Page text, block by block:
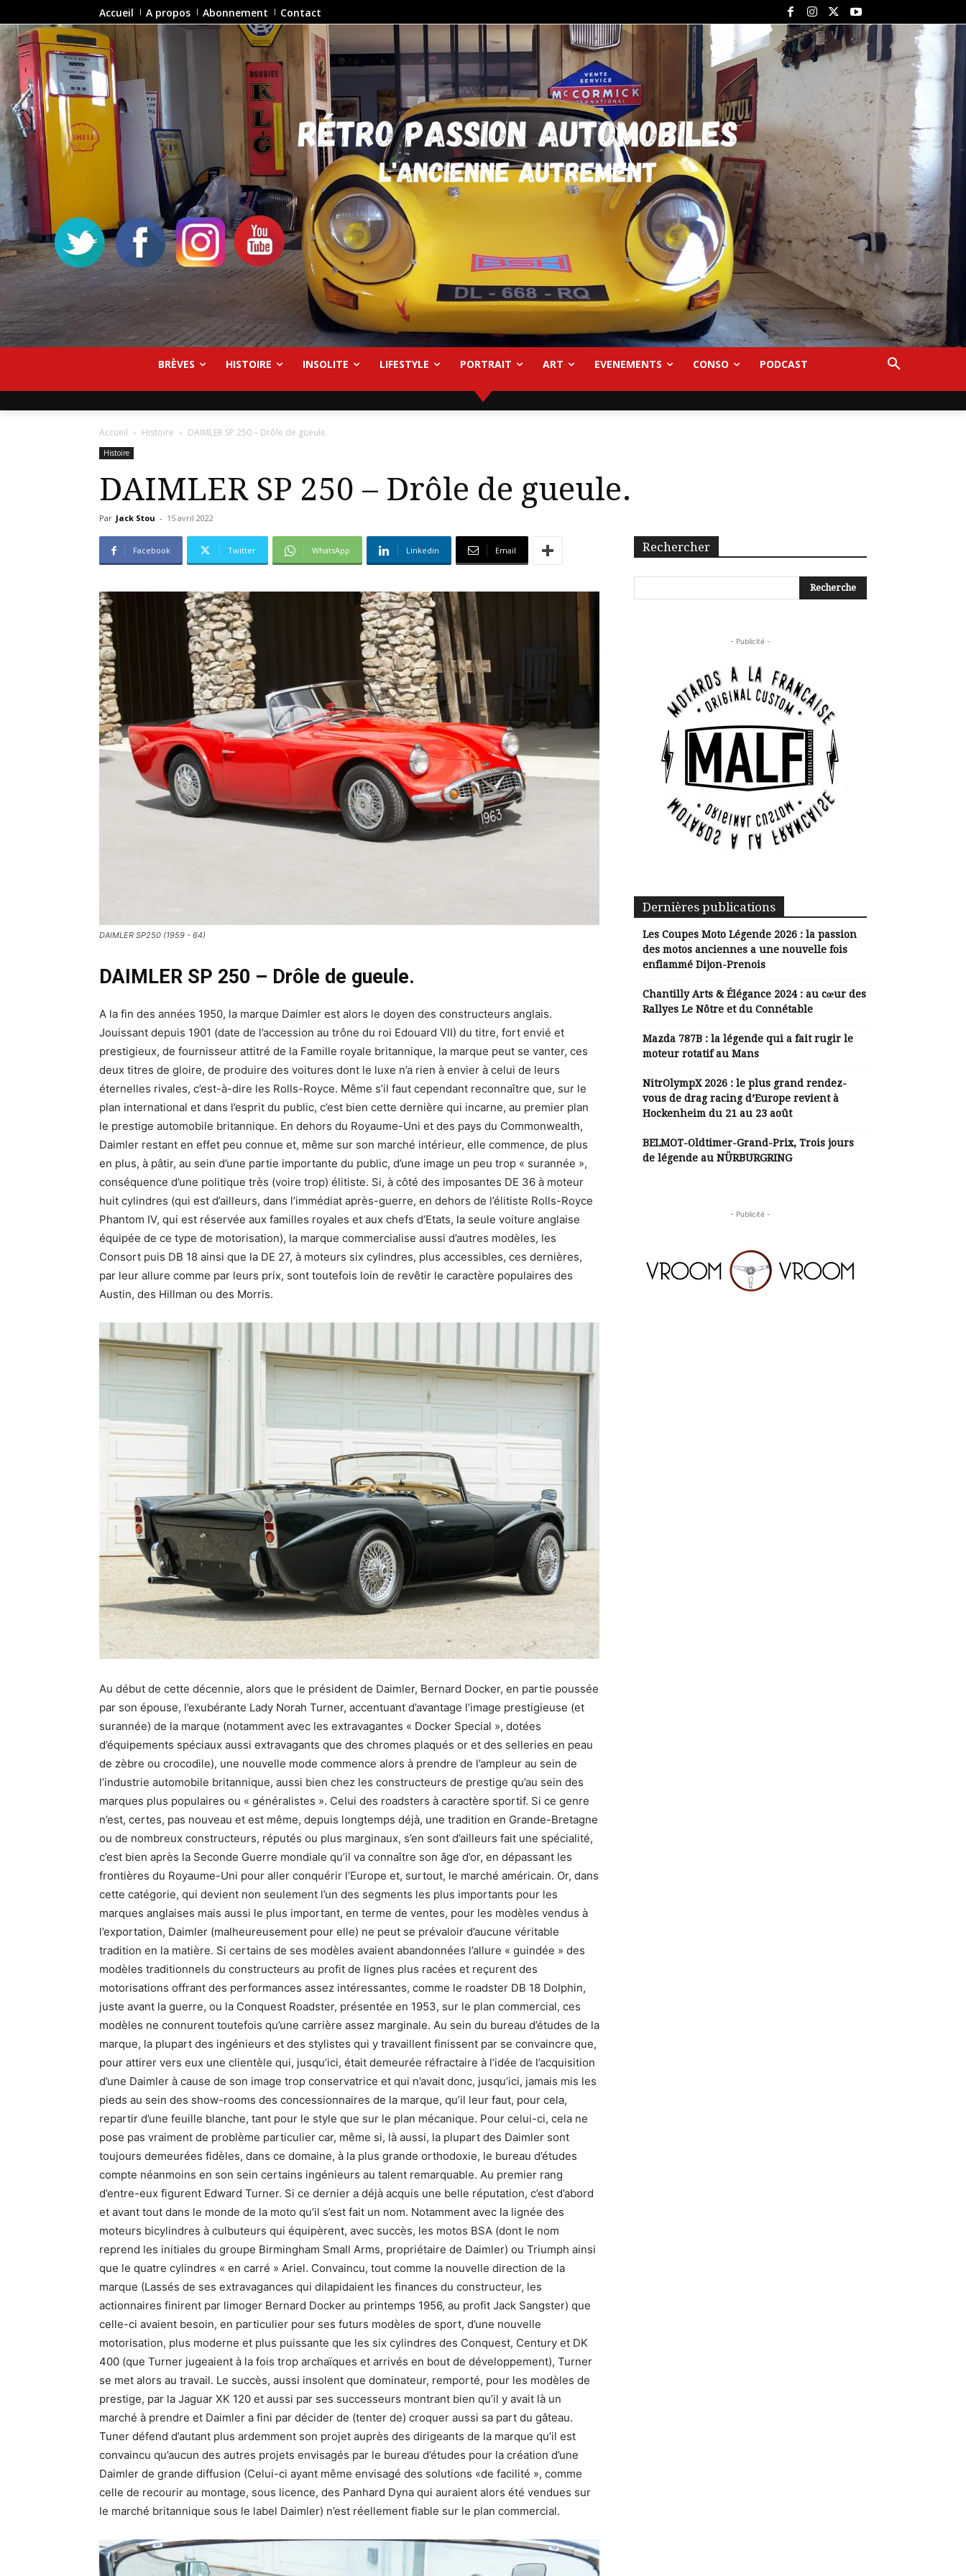
Accueil A propos Abonnement Contact
BRÈVES HISTOIRE INSOLITE LIFESTYLE PORTRAIT ART EVENEMENTS CONSO PODCAST
Accueil Histoire DAIMLER SP 250 – Drôle de gueule.
Histoire
DAIMLER SP 250 – Drôle de gueule.
Par Jack Stou - 15 avril 2022
Facebook Twitter WhatsApp Linkedin Email
DAIMLER SP250 (1959 - 64)
DAIMLER SP 250 – Drôle de gueule.
A la fin des années 1950, la marque Daimler est alors le doyen des constructeurs anglais.
Jouissant depuis 1901 (date de l’accession au trône du roi Edouard VII) du titre, fort envié et
prestigieux, de fournisseur attitré de la Famille royale britannique, la marque peut se vanter, ces
deux titres de gloire, de produire des voitures dont le luxe n’a rien à envier à celui de leurs
éternelles rivales, c’est-à-dire les Rolls-Royce. Même s’il faut cependant reconnaître que, sur le
plan international et dans l’esprit du public, c’est bien cette dernière qui incarne, au premier plan
le prestige automobile britannique. En dehors du Royaume-Uni et des pays du Commonwealth,
Daimler restant en effet peu connue et, même sur son marché intérieur, elle commence, de plus
en plus, à pâtir, au sein d’une partie importante du public, d’une image un peu trop « surannée »,
conséquence d’une politique très (voire trop) élitiste. Si, à côté des imposantes DE 36 à moteur
huit cylindres (qui est d’ailleurs, dans l’immédiat après-guerre, en dehors de l’élitiste Rolls-Royce
Phantom IV, qui est réservée aux familles royales et aux chefs d’Etats, la seule voiture anglaise
équipée de ce type de motorisation), la marque commercialise aussi d’autres modèles, les
Consort puis DB 18 ainsi que la DE 27, à moteurs six cylindres, plus accessibles, ces dernières,
par leur allure comme par leurs prix, sont toutefois loin de revêtir le caractère populaires des
Austin, des Hillman ou des Morris.
Au début de cette décennie, alors que le président de Daimler, Bernard Docker, en partie poussée
par son épouse, l’exubérante Lady Norah Turner, accentuant d’avantage l’image prestigieuse (et
surannée) de la marque (notamment avec les extravagantes « Docker Special », dotées
d’équipements spéciaux aussi extravagants que des chromes plaqués or et des selleries en peau
de zèbre ou crocodile), une nouvelle mode commence alors à prendre de l’ampleur au sein de
l’industrie automobile britannique, aussi bien chez les constructeurs de prestige qu’au sein des
marques plus populaires ou « généralistes ». Celui des roadsters à caractère sportif. Si ce genre
n’est, certes, pas nouveau et est même, depuis longtemps déjà, une tradition en Grande-Bretagne
ou de nombreux constructeurs, réputés ou plus marginaux, s’en sont d’ailleurs fait une spécialité,
c’est bien après la Seconde Guerre mondiale qu’il va connaître son âge d’or, en dépassant les
frontières du Royaume-Uni pour aller conquérir l’Europe et, surtout, le marché américain. Or, dans
cette catégorie, qui devient non seulement l’un des segments les plus importants pour les
marques anglaises mais aussi le plus important, en terme de ventes, pour les modèles vendus à
l’exportation, Daimler (malheureusement pour elle) ne peut se prévaloir d’aucune véritable
tradition en la matière. Si certains de ses modèles avaient abandonnées l’allure « guindée » des
modèles traditionnels du constructeurs au profit de lignes plus racées et reçurent des
motorisations offrant des performances assez intéressantes, comme le roadster DB 18 Dolphin,
juste avant la guerre, ou la Conquest Roadster, présentée en 1953, sur le plan commercial, ces
modèles ne connurent toutefois qu’une carrière assez marginale. Au sein du bureau d’études de la
marque, la plupart des ingénieurs et des stylistes qui y travaillent finissent par se convaincre que,
pour attirer vers eux une clientèle qui, jusqu’ici, était demeurée réfractaire à l’idée de l’acquisition
d’une Daimler à cause de son image trop conservatrice et qui n’avait donc, jusqu’ici, jamais mis les
pieds au sein des show-rooms des concessionnaires de la marque, qu’il leur faut, pour cela,
repartir d’une feuille blanche, tant pour le style que sur le plan mécanique. Pour celui-ci, cela ne
pose pas vraiment de problème particulier car, même si, là aussi, la plupart des Daimler sont
toujours demeurées fidèles, dans ce domaine, à la plus grande orthodoxie, le bureau d’études
compte néanmoins en son sein certains ingénieurs au talent remarquable. Au premier rang
d’entre-eux figurent Edward Turner. Si ce dernier a déjà acquis une belle réputation, c’est d’abord
et avant tout dans le monde de la moto qu’il s’est fait un nom. Notamment avec la lignée des
moteurs bicylindres à culbuteurs qui équipèrent, avec succès, les motos BSA (dont le nom
reprend les initiales du groupe Birmingham Small Arms, propriétaire de Daimler) ou Triumph ainsi
que le quatre cylindres « en carré » Ariel. Convaincu, tout comme la nouvelle direction de la
marque (Lassés de ses extravagances qui dilapidaient les finances du constructeur, les
actionnaires finirent par limoger Bernard Docker au printemps 1956, au profit Jack Sangster) que
celle-ci avaient besoin, en particulier pour ses futurs modèles de sport, d’une nouvelle
motorisation, plus moderne et plus puissante que les six cylindres des Conquest, Century et DK
400 (que Turner jugeaient à la fois trop archaïques et arrivés en bout de développement), Turner
se met alors au travail. Le succès, aussi insolent que dominateur, remporté, pour les modèles de
prestige, par la Jaguar XK 120 et aussi par ses successeurs montrant bien qu’il y avait là un
marché à prendre et Daimler a fini par décider de (tenter de) croquer aussi sa part du gâteau.
Tuner défend d’autant plus ardemment son projet auprès des dirigeants de la marque qu’il est
convaincu qu’aucun des autres projets envisagés par le bureau d’études pour la création d’une
Daimler de grande diffusion (Celui-ci ayant même envisagé des solutions «de facilité », comme
celle de recourir au montage, sous licence, des Panhard Dyna qui auraient alors été vendues sur
le marché britannique sous le label Daimler) n’est réellement fiable sur le plan commercial.
Rechercher
- Publicité -
Dernières publications
Les Coupes Moto Légende 2026 : la passion
des motos anciennes a une nouvelle fois
enflammé Dijon-Prenois
Chantilly Arts & Élégance 2024 : au cœur des
Rallyes Le Nôtre et du Connétable
Mazda 787B : la légende qui a fait rugir le
moteur rotatif au Mans
NitrOlympX 2026 : le plus grand rendez-
vous de drag racing d’Europe revient à
Hockenheim du 21 au 23 août
BELMOT-Oldtimer-Grand-Prix, Trois jours
de légende au NÜRBURGRING
- Publicité -